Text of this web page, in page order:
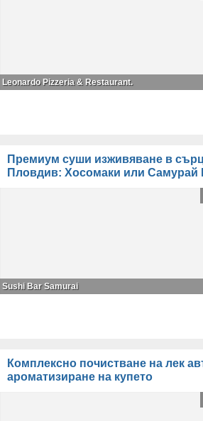
Leonardo Pizzeria & Restaurant.
Премиум суши изживяване в
Пловдив: Хосомаки или Самурай
Sushi Bar Samurai
Комплексно почистване на лек
ароматизиране на купето